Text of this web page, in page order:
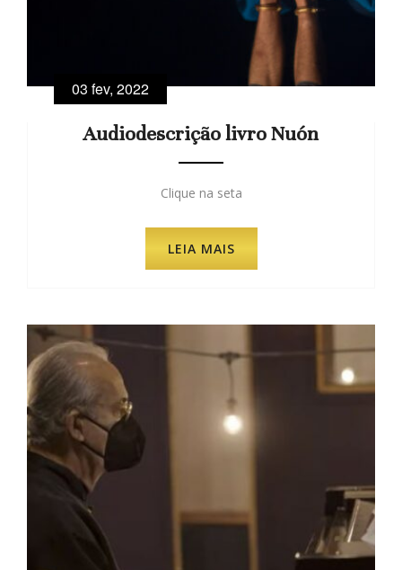
03 fev, 2022
Audiodescrição livro Nuón
Clique na seta
LEIA MAIS